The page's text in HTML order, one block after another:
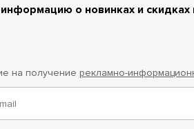
о новинках и
на получение рекламно-